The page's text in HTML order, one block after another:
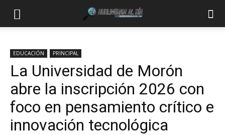
EDUCACIÓN PRINCIPAL
La Universidad de Morón
abre la inscripción 2026 con
foco en pensamiento crítico e
innovación tecnológica